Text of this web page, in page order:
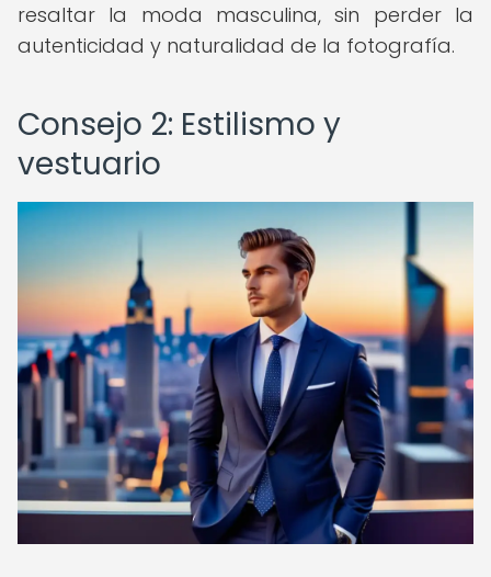
resaltar la moda masculina, sin perder la
autenticidad y naturalidad de la fotografía.
Consejo 2: Estilismo y
vestuario